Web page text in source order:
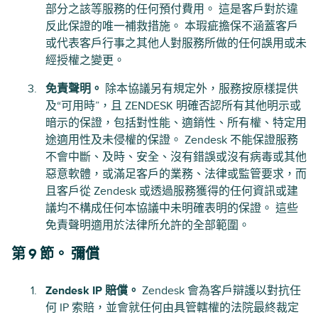
部分之該等服務的任何預付費用。 這是客戶對於違
反此保證的唯一補救措施。 本瑕疵擔保不涵蓋客戶
或代表客戶行事之其他人對服務所做的任何誤用或未
經授權之變更。
免責聲明。 除本協議另有規定外，服務按原樣提供
及“可用時”，且 ZENDESK 明確否認所有其他明示或
暗示的保證，包括對性能、適銷性、所有權、特定用
途適用性及未侵權的保證。 Zendesk 不能保證服務
不會中斷、及時、安全、沒有錯誤或沒有病毒或其他
惡意軟體，或滿足客戶的業務、法律或監管要求，而
且客戶從 Zendesk 或透過服務獲得的任何資訊或建
議均不構成任何本協議中未明確表明的保證。 這些
免責聲明適用於法律所允許的全部範圍。
第 9 節。 彌償
Zendesk IP 賠償。 Zendesk 會為客戶辯護以對抗任
何 IP 索賠，並會就任何由具管轄權的法院最終裁定